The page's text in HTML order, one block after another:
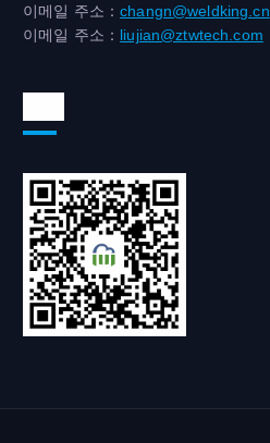
이메일 주소：changn@weldking.cn
이메일 주소： liujian@ztwtech.com